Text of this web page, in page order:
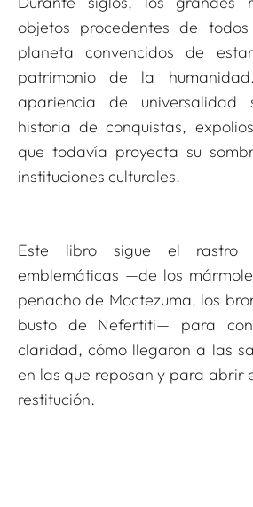
objetos procedentes de
planeta convencidos de
patrimonio de la
apariencia de universalidad
historia de conquistas,
que todavía proyecta su
instituciones culturales.
Este libro sigue el rastro
emblemáticas —de los
penacho de Moctezuma, los
busto de Nefertiti— para
claridad, cómo llegaron a las
en las que reposan y para abrir
restitución.